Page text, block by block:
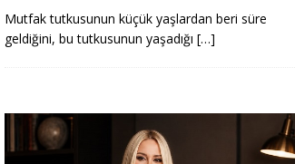
Mutfak tutkusunun küçük yaşlardan beri süre
geldiğini, bu tutkusunun yaşadığı […]